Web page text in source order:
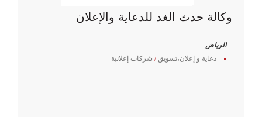
وكالة حدث الغد للدعاية والإعلان
الرياض
دعاية و إعلان،تسويق / شركات إعلانية